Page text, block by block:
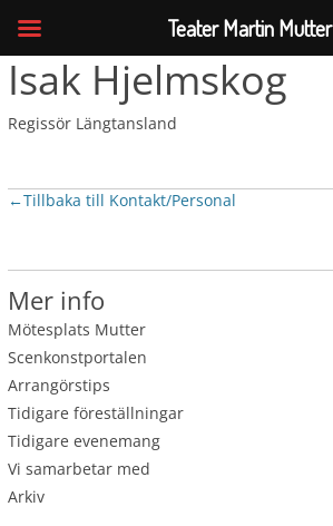
Isak Hjelmskog
Regissör Längtansland
←Tillbaka till Kontakt/Personal
Mer info
Mötesplats Mutter
Scenkonstportalen
Arrangörstips
Tidigare föreställningar
Tidigare evenemang
Vi samarbetar med
Arkiv
Teater Martin Mutter